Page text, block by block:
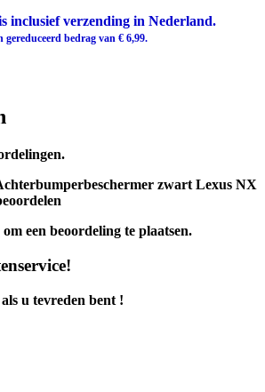
inclusief verzending in Nederland.
bedrag van € 6,99.
zwart Lexus NX
om een beoordeling te plaatsen.
u tevreden bent !